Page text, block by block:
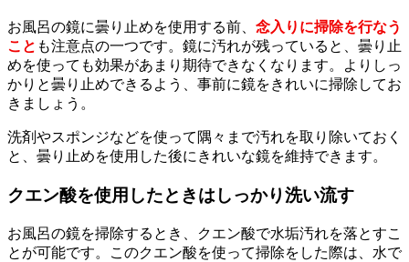
お風呂の鏡に曇り止めを使用する前、 念入りに掃除を行なう
こと も注意点の一つです。鏡に汚れが残っていると、曇り止
めを使っても効果があまり期待できなくなります。よりしっ
かりと曇り止めできるよう、事前に鏡をきれいに掃除してお
きましょう。
洗剤やスポンジなどを使って隅々まで汚れを取り除いておく
と、曇り止めを使用した後にきれいな鏡を維持できます。
クエン酸を使用したときはしっかり洗い流す
お風呂の鏡を掃除するとき、クエン酸で水垢汚れを落とすこ
とが可能です。このクエン酸を使って掃除をした際は、水で